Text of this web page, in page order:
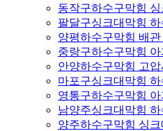
동작구하수구막힘
팔달구싱크대막힘
양평하수구막힘 배
중랑구하수구막힘
안양하수구막힘 고
마포구싱크대막힘
영통구하수구막힘
남양주싱크대막힘
양주하수구막힘 싱